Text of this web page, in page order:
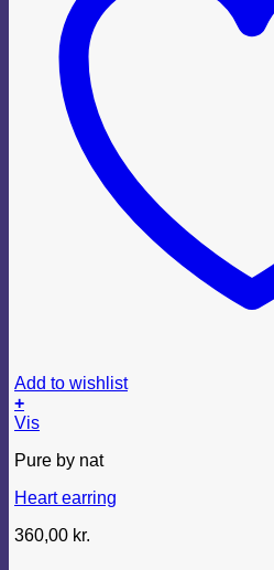
Add to wishlist
+
Vis
Pure by nat
Heart earring
360,00 kr.